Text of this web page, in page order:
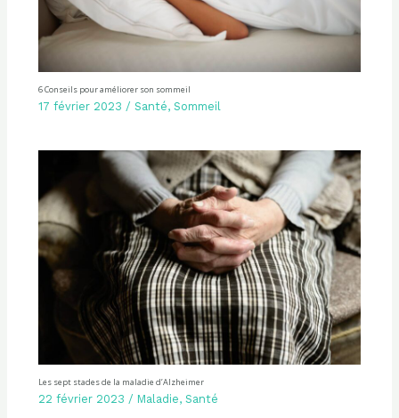
6 Conseils pour améliorer son sommeil
17 février 2023 / Santé, Sommeil
Les sept stades de la maladie d’Alzheimer
22 février 2023 / Maladie, Santé